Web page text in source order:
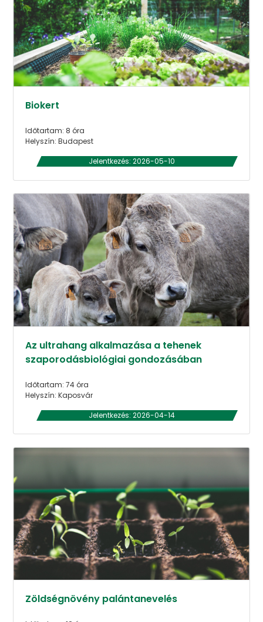
Biokert
Időtartam: 8 óra
Helyszín: Budapest
Jelentkezés: 2026-05-10
Az ultrahang alkalmazása a tehenek
szaporodásbiológiai gondozásában
Időtartam: 74 óra
Helyszín: Kaposvár
Jelentkezés: 2026-04-14
Zöldségnövény palántanevelés